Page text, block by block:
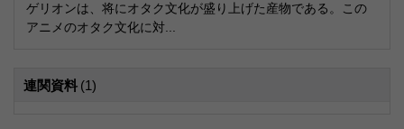
ゲリオンは、将にオタク文化が盛り上げた産物である。この
アニメのオタク文化に対...
連関資料 (1)